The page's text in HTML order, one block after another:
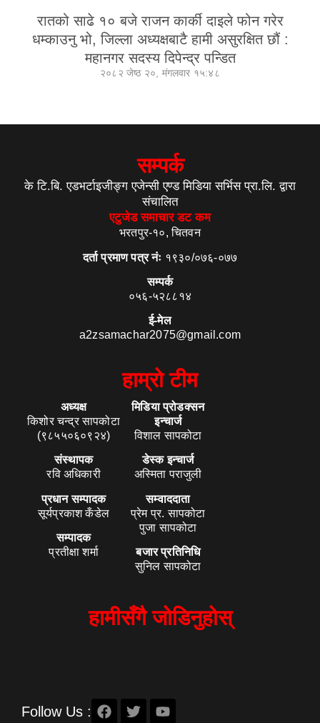
रातको साढे १० बजे राजन कार्की दाइले फोन गरेर
धम्काउनु भो, जिल्ला अध्यक्षबाटै हामी असुरक्षित छौं :
महानगर सदस्य दिपेन्द्र पन्डित
२०८२ जेष्ठ २०, मंगलवार १५:४८
सम्पर्क
के टि.बि. एडभर्टाइजीङ्ग एजेन्सी एण्ड मिडिया सर्भिस प्रा.लि. द्वारा
संचालित
एटुजेड समाचार डट कम
भरतपुर-१०, चितवन
दर्ता प्रमाण पत्र नंः १९३०/०७६-०७७
सम्पर्क
०५६-५२८८१४
ई-मेल
a2zsamachar2075@gmail.com
हाम्रो टीम
अध्यक्ष
किशोर चन्द्र सापकोटा
(९८५५०६०९२४)
संस्थापक
रवि अधिकारी
प्रधान सम्पादक
सूर्यप्रकाश कँडेल
सम्पादक
प्रतीक्षा शर्मा
मिडिया प्रोडक्सन
इन्चार्ज
विशाल सापकोटा
डेस्क इन्चार्ज
अस्मिता पराजुली
सम्वाददाता
प्रेम प्र. सापकोटा
पुजा सापकोटा
बजार प्रतिनिधि
सुनिल सापकोटा
हामीसँगै जोडिनुहोस्
Follow Us :